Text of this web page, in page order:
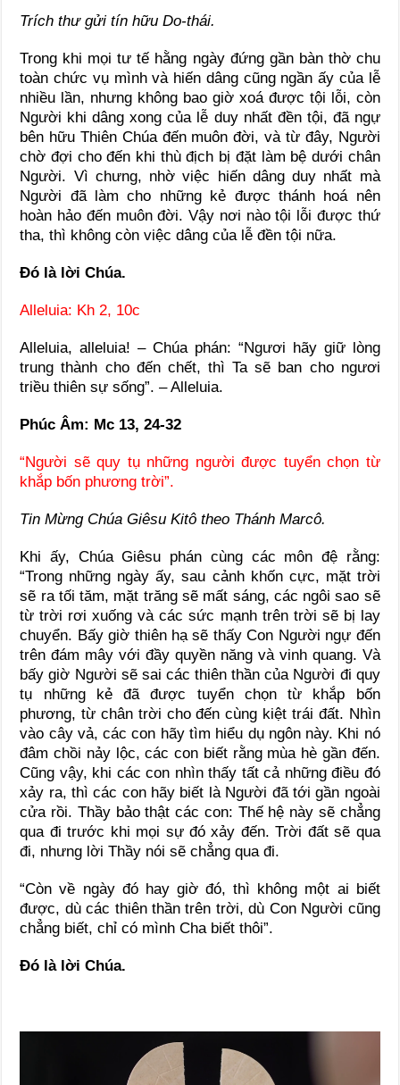
Trích thư gửi tín hữu Do-thái.
Trong khi mọi tư tế hằng ngày đứng gần bàn thờ chu
toàn chức vụ mình và hiến dâng cũng ngần ấy của lễ
nhiều lần, nhưng không bao giờ xoá được tội lỗi, còn
Người khi dâng xong của lễ duy nhất đền tội, đã ngự
bên hữu Thiên Chúa đến muôn đời, và từ đây, Người
chờ đợi cho đến khi thù địch bị đặt làm bệ dưới chân
Người. Vì chưng, nhờ việc hiến dâng duy nhất mà
Người đã làm cho những kẻ được thánh hoá nên
hoàn hảo đến muôn đời. Vậy nơi nào tội lỗi được thứ
tha, thì không còn việc dâng của lễ đền tội nữa.
Ðó là lời Chúa.
Alleluia: Kh 2, 10c
Alleluia, alleluia! – Chúa phán: “Ngươi hãy giữ lòng
trung thành cho đến chết, thì Ta sẽ ban cho ngươi
triều thiên sự sống”. – Alleluia.
Phúc Âm: Mc 13, 24-32
“Người sẽ quy tụ những người được tuyển chọn từ
khắp bốn phương trời”.
Tin Mừng Chúa Giêsu Kitô theo Thánh Marcô.
Khi ấy, Chúa Giêsu phán cùng các môn đệ rằng:
“Trong những ngày ấy, sau cảnh khốn cực, mặt trời
sẽ ra tối tăm, mặt trăng sẽ mất sáng, các ngôi sao sẽ
từ trời rơi xuống và các sức mạnh trên trời sẽ bị lay
chuyển. Bấy giờ thiên hạ sẽ thấy Con Người ngự đến
trên đám mây với đầy quyền năng và vinh quang. Và
bấy giờ Người sẽ sai các thiên thần của Người đi quy
tụ những kẻ đã được tuyển chọn từ khắp bốn
phương, từ chân trời cho đến cùng kiệt trái đất. Nhìn
vào cây vả, các con hãy tìm hiểu dụ ngôn này. Khi nó
đâm chồi nảy lộc, các con biết rằng mùa hè gần đến.
Cũng vậy, khi các con nhìn thấy tất cả những điều đó
xảy ra, thì các con hãy biết là Người đã tới gần ngoài
cửa rồi. Thầy bảo thật các con: Thế hệ này sẽ chẳng
qua đi trước khi mọi sự đó xảy đến. Trời đất sẽ qua
đi, nhưng lời Thầy nói sẽ chẳng qua đi.
“Còn về ngày đó hay giờ đó, thì không một ai biết
được, dù các thiên thần trên trời, dù Con Người cũng
chẳng biết, chỉ có mình Cha biết thôi”.
Ðó là lời Chúa.